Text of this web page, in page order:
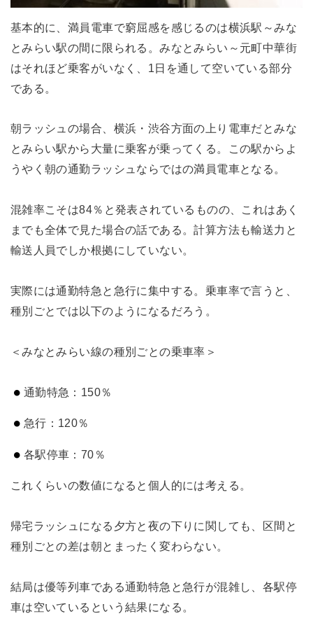
基本的に、満員電車で窮屈感を感じるのは横浜駅～みな
とみらい駅の間に限られる。みなとみらい～元町中華街
はそれほど乗客がいなく、1日を通して空いている部分
である。
朝ラッシュの場合、横浜・渋谷方面の上り電車だとみな
とみらい駅から大量に乗客が乗ってくる。この駅からよ
うやく朝の通勤ラッシュならではの満員電車となる。
混雑率こそは84％と発表されているものの、これはあく
までも全体で見た場合の話である。計算方法も輸送力と
輸送人員でしか根拠にしていない。
実際には通勤特急と急行に集中する。乗車率で言うと、
種別ごとでは以下のようになるだろう。
＜みなとみらい線の種別ごとの乗車率＞
通勤特急：150％
急行：120％
各駅停車：70％
これくらいの数値になると個人的には考える。
帰宅ラッシュになる夕方と夜の下りに関しても、区間と
種別ごとの差は朝とまったく変わらない。
結局は優等列車である通勤特急と急行が混雑し、各駅停
車は空いているという結果になる。